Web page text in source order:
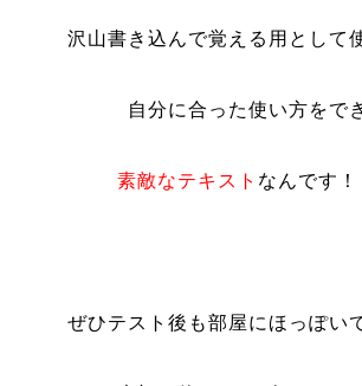
沢山書き込んで覚える用として
自分に合った使い方をで
素敵なテキスト なんです！
ぜひテスト後も部屋にほっぽい